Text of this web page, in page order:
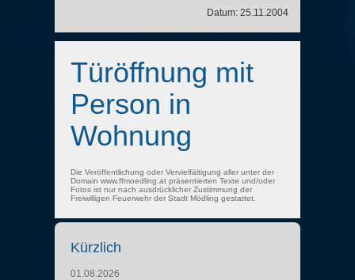
Datum: 25.11.2004
Türöffnung mit
Person in
Wohnung
Die Veröffentlichung oder Vervielfältigung aller unter der
Domain www.ffmoedling.at präsentierten Texte und/oder
Fotos ist nur nach ausdrücklicher Zustimmung der
Freiwilligen Feuerwehr der Stadt Mödling gestattet.
Kürzlich
01.08.2026